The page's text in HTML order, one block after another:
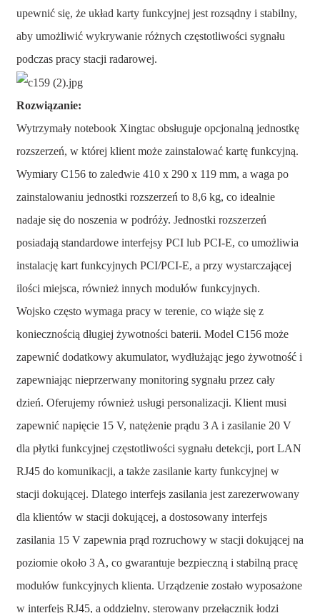
upewnić się, że układ karty funkcyjnej jest rozsądny i stabilny,
aby umożliwić wykrywanie różnych częstotliwości sygnału
podczas pracy stacji radarowej.
Rozwiązanie:
Wytrzymały notebook Xingtac obsługuje opcjonalną jednostkę
rozszerzeń, w której klient może zainstalować kartę funkcyjną.
Wymiary C156 to zaledwie 410 x 290 x 119 mm, a waga po
zainstalowaniu jednostki rozszerzeń to 8,6 kg, co idealnie
nadaje się do noszenia w podróży. Jednostki rozszerzeń
posiadają standardowe interfejsy PCI lub PCI-E, co umożliwia
instalację kart funkcyjnych PCI/PCI-E, a przy wystarczającej
ilości miejsca, również innych modułów funkcyjnych.
Wojsko często wymaga pracy w terenie, co wiąże się z
koniecznością długiej żywotności baterii. Model C156 może
zapewnić dodatkowy akumulator, wydłużając jego żywotność i
zapewniając nieprzerwany monitoring sygnału przez cały
dzień. Oferujemy również usługi personalizacji. Klient musi
zapewnić napięcie 15 V, natężenie prądu 3 A i zasilanie 20 V
dla płytki funkcyjnej częstotliwości sygnału detekcji, port LAN
RJ45 do komunikacji, a także zasilanie karty funkcyjnej w
stacji dokującej. Dlatego interfejs zasilania jest zarezerwowany
dla klientów w stacji dokującej, a dostosowany interfejs
zasilania 15 V zapewnia prąd rozruchowy w stacji dokującej na
poziomie około 3 A, co gwarantuje bezpieczną i stabilną pracę
modułów funkcyjnych klienta. Urządzenie zostało wyposażone
w interfejs RJ45, a oddzielny, sterowany przełącznik łodzi